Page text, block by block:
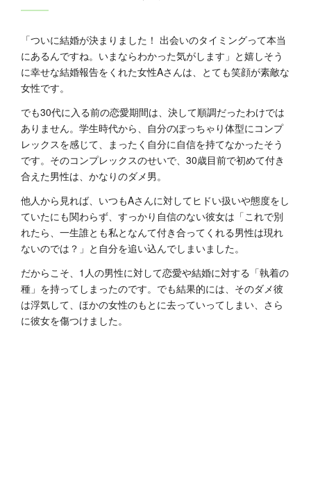
「ついに結婚が決まりました！ 出会いのタイミングって本当
にあるんですね。いまならわかった気がします」と嬉しそう
に幸せな結婚報告をくれた女性Aさんは、とても笑顔が素敵な
女性です。
でも30代に入る前の恋愛期間は、決して順調だったわけでは
ありません。学生時代から、自分のぽっちゃり体型にコンプ
レックスを感じて、まったく自分に自信を持てなかったそう
です。そのコンプレックスのせいで、30歳目前で初めて付き
合えた男性は、かなりのダメ男。
他人から見れば、いつもAさんに対してヒドい扱いや態度をし
ていたにも関わらず、すっかり自信のない彼女は「これで別
れたら、一生誰とも私となんて付き合ってくれる男性は現れ
ないのでは？」と自分を追い込んでしまいました。
だからこそ、1人の男性に対して恋愛や結婚に対する「執着の
種」を持ってしまったのです。でも結果的には、そのダメ彼
は浮気して、ほかの女性のもとに去っていってしまい、さら
に彼女を傷つけました。